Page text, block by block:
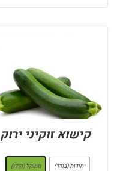
קישוא זוקיני ירוק
יחידות (בודד) משקל (קילו)